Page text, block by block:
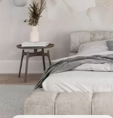
Premium vinil
.67 .00€/m²
Peel and Stick
81.6749 .00€ /m²